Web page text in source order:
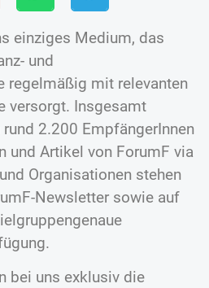
einziges Medium, das
und
regelmäßig mit relevanten
versorgt. Insgesamt
2.200 EmpfängerInnen
und Artikel von ForumF via
Organisationen stehen
Newsletter sowie auf
bei uns exklusiv die